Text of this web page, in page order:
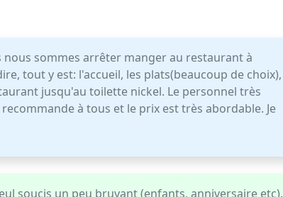
nous sommes arrêter manger au restaurant à
tout y est: l'accueil, les plats(beaucoup de choix),
jusqu'au toilette nickel. Le personnel très
à tous et le prix est très abordable. Je
soucis un peu bruyant (enfants, anniversaire etc).